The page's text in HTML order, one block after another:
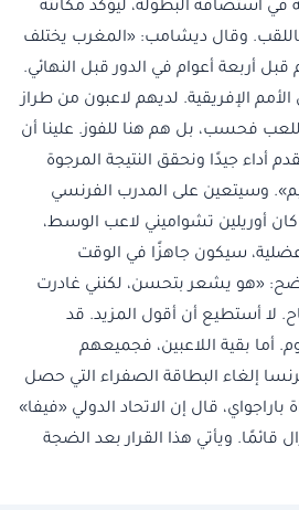
في استضافة البطولة، ليؤكد مكانته
وقال ديشامب: «المغرب يختلف
أربعة أعوام في الدور قبل النهائي.
الإفريقية. لديهم لاعبون من طراز
فحسب، بل هم هنا للفوز. علينا أن
أداء ⁠جيدًا ونحقق ⁠النتيجة المرجوة
وسيتعين على المدرب الفرنسي
كان أوريلين تشواميني لاعب الوسط،
سيكون جاهزًا في الوقت
«هو يشعر بتحسن، لكنني غادرت
لا أستطيع أن أقول المزيد. قد
أما بقية اللاعبين، فجميعهم
إلغاء البطاقة الصفراء التي حصل
باراجواي، قال إن الاتحاد الدولي «فيفا»
قائمًا. ويأتي هذا القرار بعد الضجة